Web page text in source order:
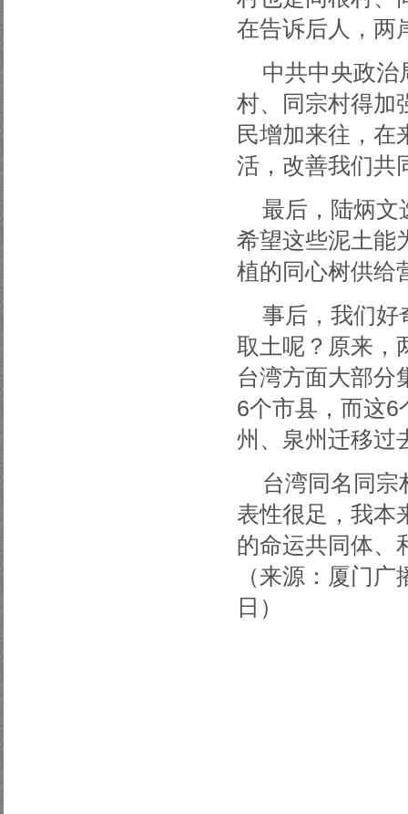
在告诉后人，两
中共中央政治
村、同宗村得加
民增加来往，在
活，改善我们共
最后，陆炳文
希望这些泥土能
植的同心树供给
事后，我们好
取土呢？原来，
台湾方面大部分
6个市县，而这6
州、泉州迁移过
台湾同名同宗
表性很足，我本
的命运共同体、
（来源：厦门
日）